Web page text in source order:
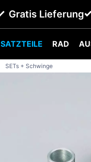
Gratis Lieferung
RAD
SETs + Schwinge